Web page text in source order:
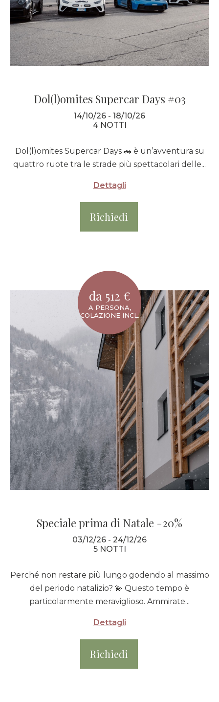
Dol(l)omites Supercar Days #03
14/10/26 - 18/10/26
4 NOTTI
Dol(l)omites Supercar Days 🚗 è un’avventura su
quattro ruote tra le strade più spettacolari delle...
Dettagli
Richiedi
da 512 €
A PERSONA,
COLAZIONE INCL.
Speciale prima di Natale -20%
03/12/26 - 24/12/26
5 NOTTI
Perché non restare più lungo godendo al massimo
del periodo natalizio? 💫 Questo tempo è
particolarmente meraviglioso. Ammirate...
Dettagli
Richiedi